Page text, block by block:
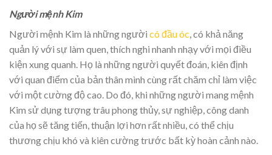
Người mệnh Kim
Người mệnh Kim là những người có đầu óc, có khả năng
quản lý với sự làm quen, thích nghi nhanh nhạy với mọi điều
kiện xung quanh. Họ là những người quyết đoán, kiên định
với quan điểm của bản thân mình cùng rất chăm chỉ làm việc
với một cường độ cao. Do đó, khi những người mang mệnh
Kim sử dụng tượng trâu phong thủy, sự nghiệp, công danh
của họ sẽ tăng tiến, thuận lợi hơn rất nhiều, có thể chịu
thương chịu khó và kiên cường trước bất kỳ hoàn cảnh nào.